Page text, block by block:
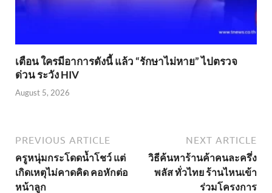
เตือน ใครมีอาการดังนี้ แล้ว “รักษาไม่หาย” ไปตรวจ
ด่วน ระวัง HIV
August 5, 2026
PREVIOUS ARTICLE
ครูหนุ่มกระโดดน้ำโชว์ แต่
เกิดเหตุไม่คาดคิด คอหักต่อ
หน้าลูก
NEXT ARTICLE
วิธีค้นหาร้านค้าคนละครึ่ง
พลัส ทั่วไทย ร้านไหนเข้า
ร่วมโครงการ